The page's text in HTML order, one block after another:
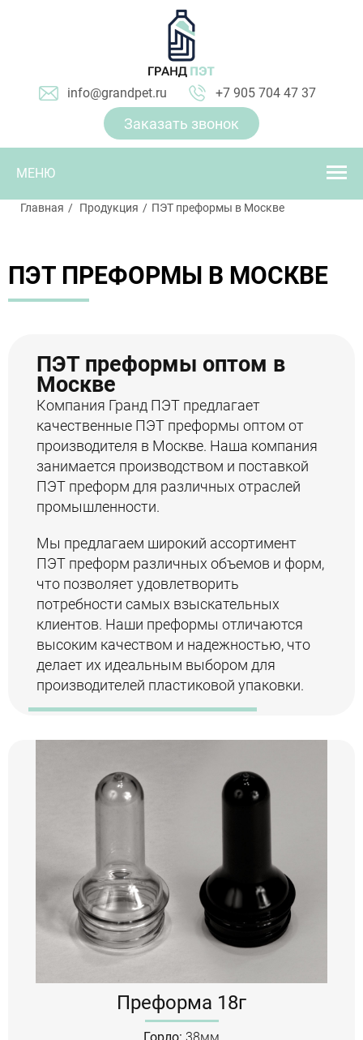
info@grandpet.ru +7 905 704 47 37
Заказать звонок
МЕНЮ
Главная Продукция ПЭТ преформы в Москве
ПЭТ ПРЕФОРМЫ В МОСКВЕ
ПЭТ преформы оптом в
Москве
Компания Гранд ПЭТ предлагает
качественные ПЭТ преформы оптом от
производителя в Москве. Наша компания
занимается производством и поставкой
ПЭТ преформ для различных отраслей
промышленности.
Мы предлагаем широкий ассортимент
ПЭТ преформ различных объемов и форм,
что позволяет удовлетворить
потребности самых взыскательных
клиентов. Наши преформы отличаются
высоким качеством и надежностью, что
делает их идеальным выбором для
производителей пластиковой упаковки.
Преформа 18г